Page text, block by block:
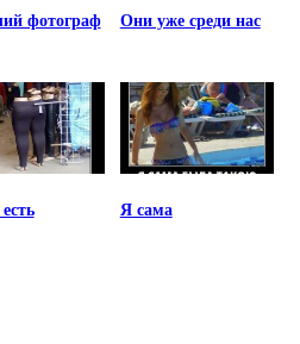
фотограф Они уже среди нас
Я сама